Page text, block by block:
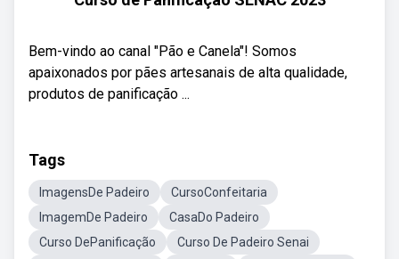
Bem-vindo ao canal "Pão e Canela"! Somos
apaixonados por pães artesanais de alta qualidade,
produtos de panificação ...
Tags
ImagensDe Padeiro
CursoConfeitaria
ImagemDe Padeiro
CasaDo Padeiro
Curso DePanificação
Curso De Padeiro Senai